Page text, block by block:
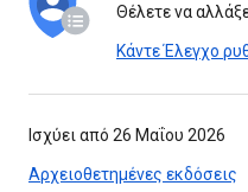
Θέλετε να
Κάντε Έλεγχο
Ισχύει από 26 Μαΐου 2026
Αρχειοθετημένες εκδόσεις